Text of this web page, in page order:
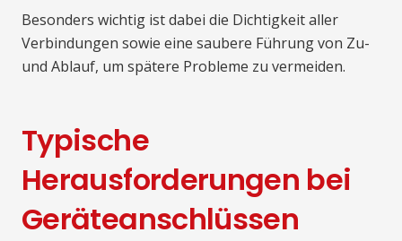
Besonders wichtig ist dabei die Dichtigkeit aller
Verbindungen sowie eine saubere Führung von Zu-
und Ablauf, um spätere Probleme zu vermeiden.
Typische
Herausforderungen bei
Geräteanschlüssen